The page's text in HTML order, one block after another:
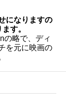
になりますの
す。
の略で、ディ
を元に映画の